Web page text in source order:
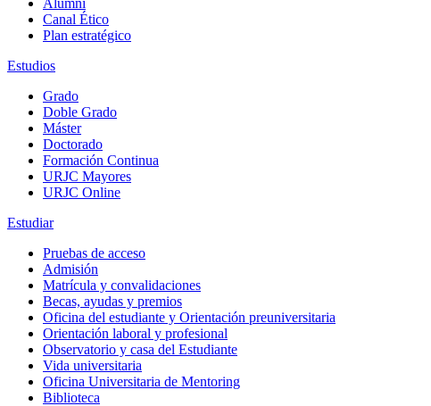
Alumni
Canal Ético
Plan estratégico
Estudios
Grado
Doble Grado
Máster
Doctorado
Formación Continua
URJC Mayores
URJC Online
Estudiar
Pruebas de acceso
Admisión
Matrícula y convalidaciones
Becas, ayudas y premios
Oficina del estudiante y Orientación preuniversitaria
Orientación laboral y profesional
Observatorio y casa del Estudiante
Vida universitaria
Oficina Universitaria de Mentoring
Biblioteca